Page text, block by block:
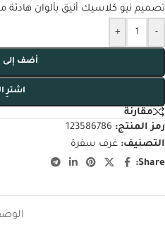
تصميم نيو كلاسيك أنيق بألوان هادئة
-
+
أضف إلى
اشترِ
مقارنة
رمز المنتج: 123586786
التصنيف: غرف سفرة
Share: